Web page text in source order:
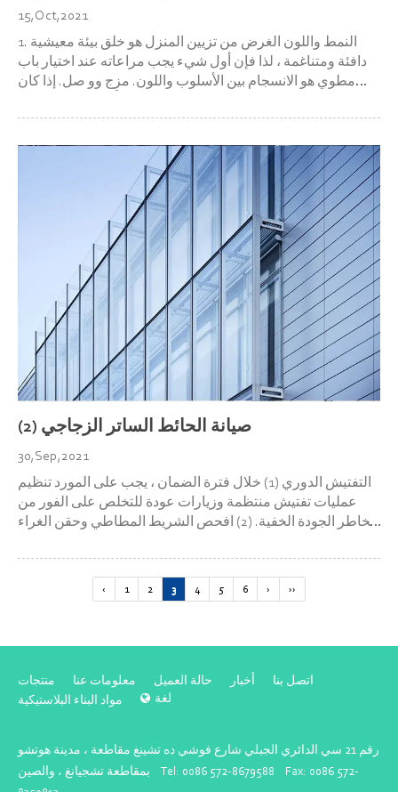
15,Oct,2021
1. النمط واللون الغرض من تزيين المنزل هو خلق بيئة معيشية
دافئة ومتناغمة ، لذا فإن أول شيء يجب مراعاته عند اختيار باب
مطوي هو الانسجام بين الأسلوب واللون. مزج وو صل. إذا كان
اختيار مفعمة بالحيوية والحيوية خفيفة وأ...
صيانة الحائط الساتر الزجاجي (2)
30,Sep,2021
التفتيش الدوري (1) خلال فترة الضمان ، يجب على المورد تنظيم
عمليات تفتيش منتظمة وزيارات عودة للتخلص على الفور من
مخاطر الجودة الخفية. (2) افحص الشريط المطاطي وحقن الغراء
معطوب أو تالف. لا يمكن استخدام معظم مواد لاصقة السيلي...
‹ 1 2 3 4 5 6 › ››
منتجات معلومات عنا حالة العميل أخبار
اتصل بنا
مواد البناء البلاستيكية
لغة
رقم 21 سي الدائري الجبلي شارع فوشي ده تشينغ مقاطعة ، مدينة هوتشو
بمقاطعة تشجيانغ ، والصين Tel: 0086 572-8679588 Fax: 0086 572-